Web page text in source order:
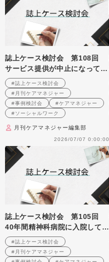
誌上ケース検討会 第108回
サービス提供が中止になってし
まったひとり暮らし高齢者への
支援を振り返る （2009年6月
号掲載）
#誌上ケース検討会
#月刊ケアマネジャー
#事例検討会
#ケアマネジャー
#ソーシャルワーク
月刊ケアマネジャー編集部
2026/07/07 0:00:00
誌上ケース検討会 第105回
40年間精神科病院に入院してい
る男性の退院支援（在宅復帰）
を考える （2009年3月号掲
載）
#誌上ケース検討会
#月刊ケアマネジャー